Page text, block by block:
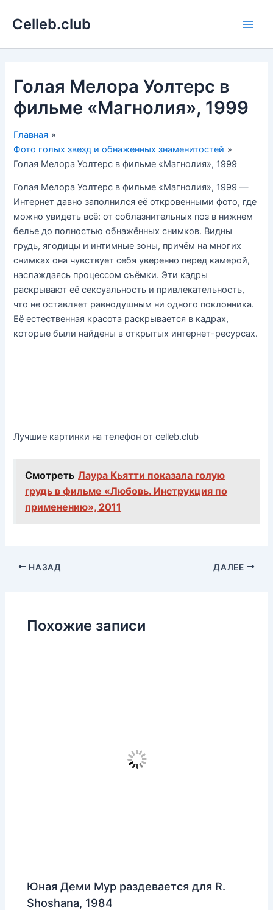
Celleb.club
Голая Мелора Уолтерс в
фильме «Магнолия», 1999
Главная
Фото голых звезд и обнаженных знаменитостей
Голая Мелора Уолтерс в фильме «Магнолия», 1999
Голая Мелора Уолтерс в фильме «Магнолия», 1999 —
Интернет давно заполнился её откровенными фото, где
можно увидеть всё: от соблазнительных поз в нижнем
белье до полностью обнажённых снимков. Видны
грудь, ягодицы и интимные зоны, причём на многих
снимках она чувствует себя уверенно перед камерой,
наслаждаясь процессом съёмки. Эти кадры
раскрывают её сексуальность и привлекательность,
что не оставляет равнодушным ни одного поклонника.
Её естественная красота раскрывается в кадрах,
которые были найдены в открытых интернет-ресурсах.
Лучшие картинки на телефон от celleb.club
Смотреть Лаура Кьятти показала голую
грудь в фильме «Любовь. Инструкция по
применению», 2011
НАЗАД ДАЛЕЕ
Похожие записи
Юная Деми Мур раздевается для R.
Shoshana, 1984